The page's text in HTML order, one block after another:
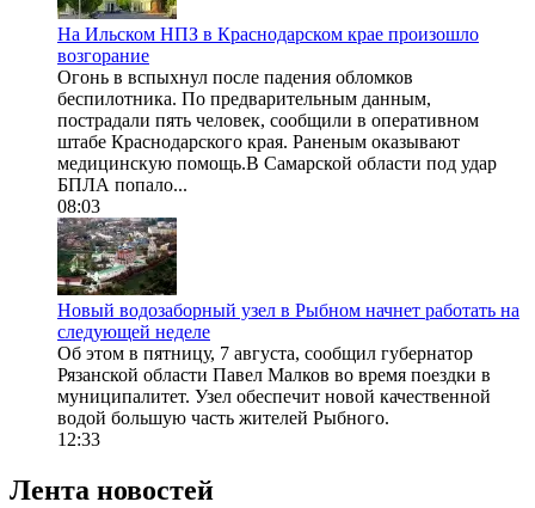
На Ильском НПЗ в Краснодарском крае произошло
возгорание
Огонь в вспыхнул после падения обломков
беспилотника. По предварительным данным,
пострадали пять человек, сообщили в оперативном
штабе Краснодарского края. Раненым оказывают
медицинскую помощь.В Самарской области под удар
БПЛА попало...
08:03
Новый водозаборный узел в Рыбном начнет работать на
следующей неделе
Об этом в пятницу, 7 августа, сообщил губернатор
Рязанской области Павел Малков во время поездки в
муниципалитет. Узел обеспечит новой качественной
водой большую часть жителей Рыбного.
12:33
Лента новостей